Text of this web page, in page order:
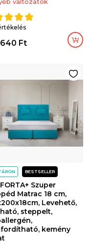
Ft
BESTSELLER
Szuper
Matrac 18 cm,
Levehető,
steppelt,
kemény